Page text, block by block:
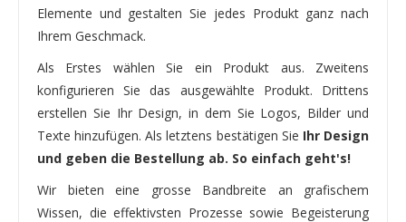
Elemente und gestalten Sie jedes Produkt ganz nach
Ihrem Geschmack.
Als Erstes wählen Sie ein Produkt aus. Zweitens
konfigurieren Sie das ausgewählte Produkt. Drittens
erstellen Sie Ihr Design, in dem Sie Logos, Bilder und
Texte hinzufügen. Als letztens bestätigen Sie Ihr Design
und geben die Bestellung ab. So einfach geht's!
Wir bieten eine grosse Bandbreite an grafischem
Wissen, die effektivsten Prozesse sowie Begeisterung